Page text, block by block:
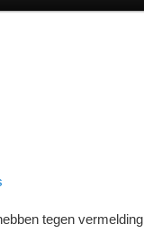
tegen vermelding